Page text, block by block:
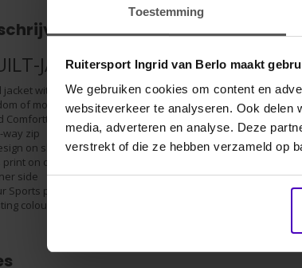
Toestemming
Ruitersport Ingrid van Berlo maakt
We gebruiken cookies om content en
websiteverkeer te analyseren. Ook delen
media, adverteren en analyse. Deze
verstrekt of die ze hebben verzameld op
JACKET"
jacket with attached hood
of movement
Comforttemp® Fibreball filling
zip
on sleeves and hem
on collar and hood
side
Sports print in black
colour details